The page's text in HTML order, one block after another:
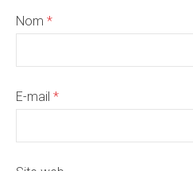
Nom *
E-mail *